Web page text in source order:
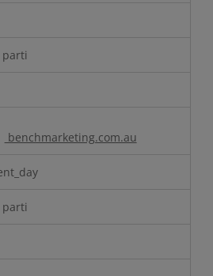
parti
benchmarketing.com.au
parti